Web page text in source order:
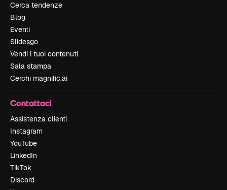
Cerca tendenze
Blog
Eventi
Slidesgo
Vendi i tuoi contenuti
Sala stampa
Cerchi magnific.ai
Contattaci
Assistenza clienti
Instagram
YouTube
LinkedIn
TikTok
Discord